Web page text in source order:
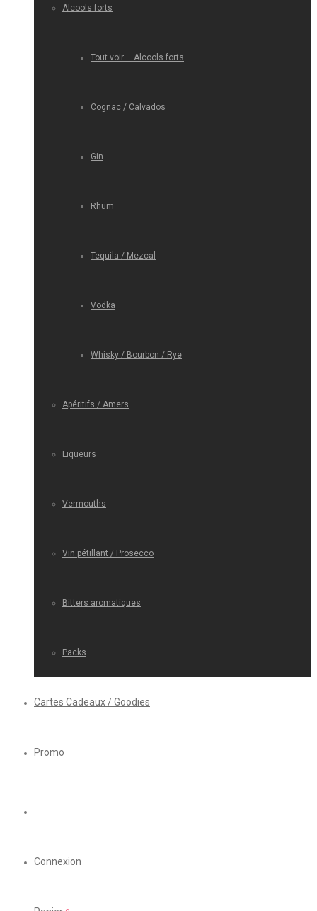
Alcools forts
Tout voir – Alcools forts
Cognac / Calvados
Gin
Rhum
Tequila / Mezcal
Vodka
Whisky / Bourbon / Rye
Apéritifs / Amers
Liqueurs
Vermouths
Vin pétillant / Prosecco
Bitters aromatiques
Packs
Cartes Cadeaux / Goodies
Promo
Connexion